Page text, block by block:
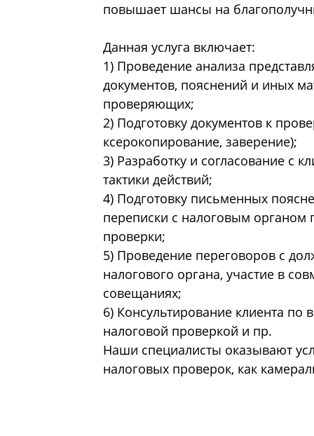
повышает шансы на
Данная услуга включает:
1) Проведение анализа
документов, пояснений и иных
проверяющих;
2) Подготовку документов к
ксерокопирование, заверение);
3) Разработку и согласование с
тактики действий;
4) Подготовку письменных
переписки с налоговым
проверки;
5) Проведение переговоров с
налогового органа, участие в
совещаниях;
6) Консультирование клиента по
налоговой проверкой и пр.
Наши специалисты оказывают
налоговых проверок, как